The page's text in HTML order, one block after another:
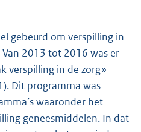
gebeurd om verspilling in
2013 tot 2016 was er
verspilling in de zorg»
). Dit programma was
waaronder het
geneesmiddelen. In dat